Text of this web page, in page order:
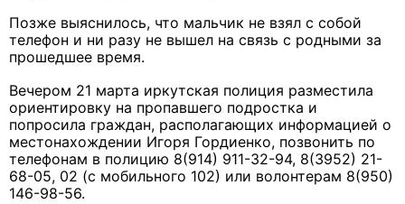
Позже выяснилось, что мальчик не взял с собой
телефон и ни разу не вышел на связь с родными за
прошедшее время.
Вечером 21 марта иркутская полиция разместила
ориентировку на пропавшего подростка и
попросила граждан, располагающих информацией о
местонахождении Игоря Гордиенко, позвонить по
телефонам в полицию 8(914) 911-32-94, 8(3952) 21-
68-05, 02 (с мобильного 102) или волонтерам 8(950)
146-98-56.